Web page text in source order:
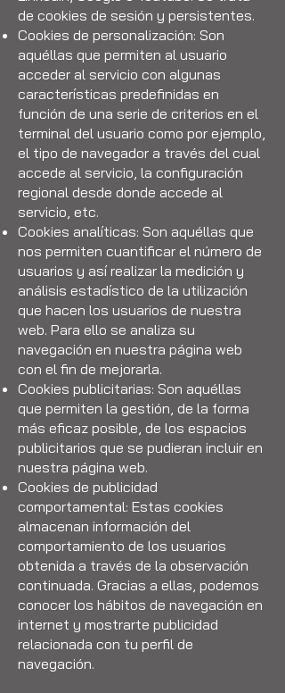
de cookies de sesión y persistentes.
Cookies de personalización: Son
aquéllas que permiten al usuario
acceder al servicio con algunas
características predefinidas en
función de una serie de criterios en el
terminal del usuario como por ejemplo,
el tipo de navegador a través del cual
accede al servicio, la configuración
regional desde donde accede al
servicio, etc.
Cookies analíticas: Son aquéllas que
nos permiten cuantificar el número de
usuarios y así realizar la medición y
análisis estadístico de la utilización
que hacen los usuarios de nuestra
web. Para ello se analiza su
navegación en nuestra página web
con el fin de mejorarla.
Cookies publicitarias: Son aquéllas
que permiten la gestión, de la forma
más eficaz posible, de los espacios
publicitarios que se pudieran incluir en
nuestra página web.
Cookies de publicidad
comportamental: Estas cookies
almacenan información del
comportamiento de los usuarios
obtenida a través de la observación
continuada. Gracias a ellas, podemos
conocer los hábitos de navegación en
internet y mostrarte publicidad
relacionada con tu perfil de
navegación.